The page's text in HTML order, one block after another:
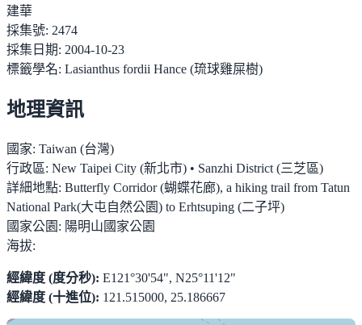
建華
採集號: 2474
採集日期: 2004-10-23
標籤學名: Lasianthus fordii Hance (琉球雞屎樹)
地理資訊
國家: Taiwan (台灣)
行政區: New Taipei City (新北市) • Sanzhi District (三芝區)
詳細地點: Butterfly Corridor (蝴蝶花廊), a hiking trail from Tatun
National Park(大屯自然公園) to Erhtsuping (二子坪)
國家公園: 陽明山國家公園
海拔:
經緯度 (度分秒): E121°30'54", N25°11'12"
經緯度 (十進位): 121.515000, 25.186667